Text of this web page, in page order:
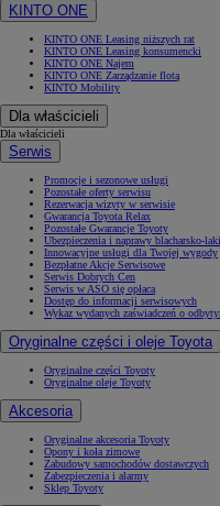
KINTO ONE
KINTO ONE Leasing niższych rat
KINTO ONE Leasing konsumencki
KINTO ONE Najem
KINTO ONE Zarządzanie flotą
KINTO Mobility
Dla właścicieli
Dla właścicieli
Serwis
Promocje i sezonowe usługi
Pozostałe oferty serwisu
Rezerwacja wizyty w serwisie
Gwarancja Toyota Relax
Pozostałe Gwarancje Toyoty
Ubezpieczenia i naprawy blacharsko-
Innowacyjne usługi dla Twojej wygody
Bezpłatne Akcje Serwisowe
Serwis Dobrych Cen
Serwis w ASO się opłaca
Dostęp do informacji serwisowych
Wykaz wydanych zaświadczeń o
Oryginalne części i oleje Toyota
Oryginalne części Toyoty
Oryginalne oleje Toyoty
Akcesoria
Oryginalne akcesoria Toyoty
Opony i koła zimowe
Zabudowy samochodów dostawczych
Zabezpieczenia i alarmy
Sklep Toyoty